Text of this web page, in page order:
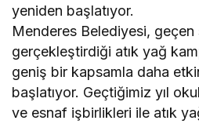
yeniden başlatıyor.
Menderes Belediyesi, geçen
gerçekleştirdiği atık yağ
geniş bir kapsamla daha
başlatıyor. Geçtiğimiz yıl
ve esnaf işbirlikleri ile atık